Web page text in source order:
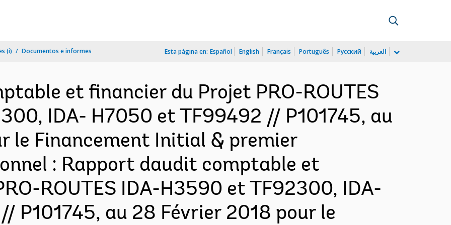
(i) Documentos e informes Esta página en: Español English Français Português Русский العربية
et financier du Projet PRO-ROUTES 
IDA- H7050 et TF99492 // P101745, au
le Financement Initial & premier
: Rapport daudit comptable et
ROUTES IDA-H3590 et TF92300, IDA-
P101745, au 28 Février 2018 pour le